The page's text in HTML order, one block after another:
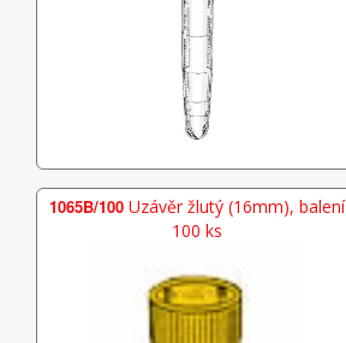
1065B/100 Uzávěr žlutý (16mm), balení
100 ks